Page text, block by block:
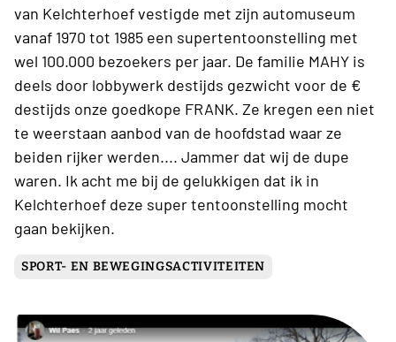
van Kelchterhoef vestigde met zijn automuseum
vanaf 1970 tot 1985 een supertentoonstelling met
wel 100.000 bezoekers per jaar. De familie MAHY is
deels door lobbywerk destijds gezwicht voor de €
destijds onze goedkope FRANK. Ze kregen een niet
te weerstaan aanbod van de hoofdstad waar ze
beiden rijker werden.... Jammer dat wij de dupe
waren. Ik acht me bij de gelukkigen dat ik in
Kelchterhoef deze super tentoonstelling mocht
gaan bekijken.
SPORT- EN BEWEGINGSACTIVITEITEN